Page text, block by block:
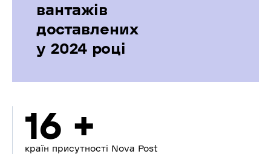
вантажів
доставлених
у 2024 році
16 +
країн присутності Nova Post